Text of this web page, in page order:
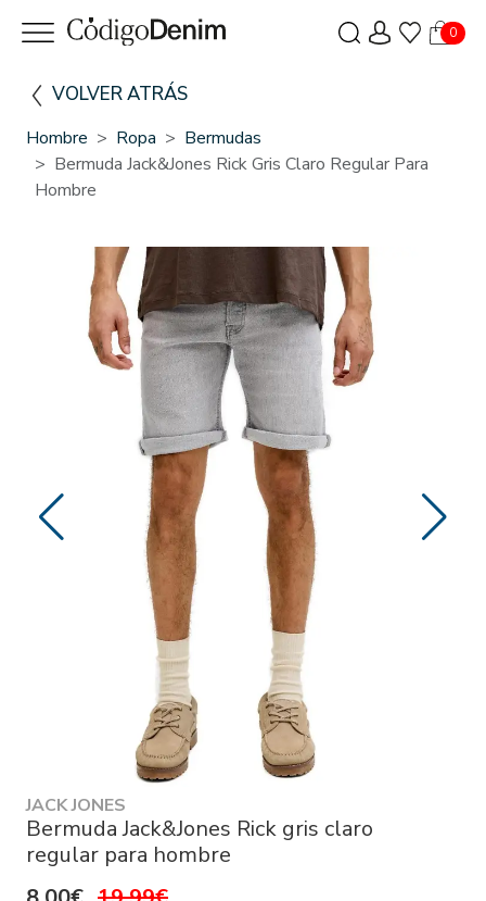
0
VOLVER ATRÁS
Hombre Ropa
Bermudas
Bermuda Jack&Jones Rick Gris Claro Regular Para
Hombre
JACK JONES
Bermuda Jack&Jones Rick gris claro
regular para hombre